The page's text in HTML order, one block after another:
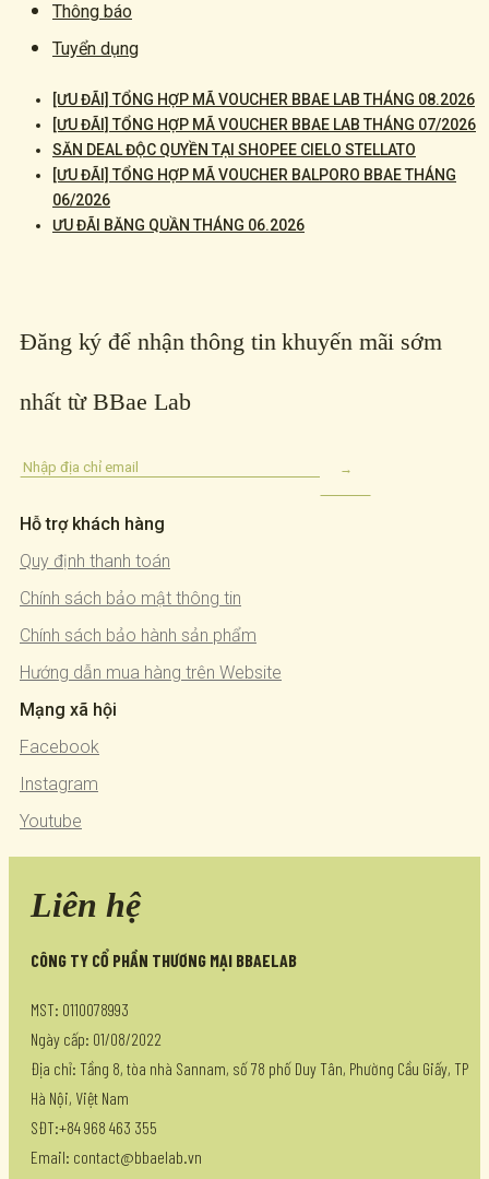
Thông báo
Tuyển dụng
[ƯU ĐÃI] TỔNG HỢP MÃ VOUCHER BBAE LAB THÁNG 08.2026
[ƯU ĐÃI] TỔNG HỢP MÃ VOUCHER BBAE LAB THÁNG 07/2026
SĂN DEAL ĐỘC QUYỀN TẠI SHOPEE CIELO STELLATO
[ƯU ĐÃI] TỔNG HỢP MÃ VOUCHER BALPORO BBAE THÁNG
06/2026
ƯU ĐÃI BĂNG QUẦN THÁNG 06.2026
Đăng ký để nhận thông tin khuyến mãi sớm
nhất từ BBae Lab
Hỗ trợ khách hàng
Quy định thanh toán
Chính sách bảo mật thông tin
Chính sách bảo hành sản phẩm
Hướng dẫn mua hàng trên Website
Mạng xã hội
Facebook
Instagram
Youtube
Liên hệ
CÔNG TY CỔ PHẦN THƯƠNG MẠI BBAELAB
MST: 0110078993
Ngày cấp: 01/08/2022
Địa chỉ: Tầng 8, tòa nhà Sannam, số 78 phố Duy Tân, Phường Cầu Giấy, TP
Hà Nội, Việt Nam
SĐT:+84 968 463 355
Email: contact@bbaelab.vn